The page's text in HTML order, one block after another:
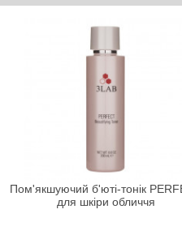
Пом'якшуючий б'юті-тонік
для шкіри обличчя